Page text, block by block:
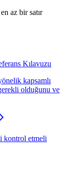
az bir satır
Kılavuzu
kapsamlı
olduğunu ve
kontrol etmeli